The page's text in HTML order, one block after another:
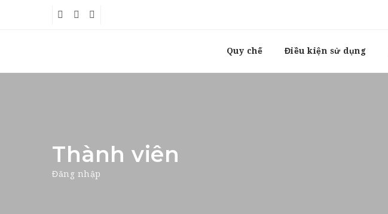
Quy chế Điều kiện sử dụng
Thành viên
Đăng nhập